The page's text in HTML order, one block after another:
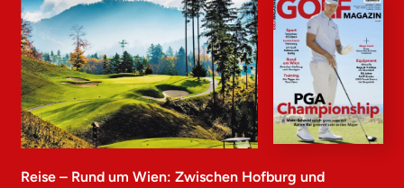
Reise – Rund um Wien: Zwischen Hofburg und